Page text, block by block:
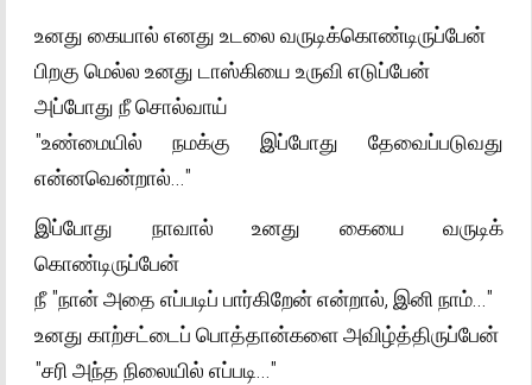
உனது கையால் எனது உடலை வருடிக்கொண்டிருப்பேன்
பிறகு மெல்ல உனது டாஸ்கியை உருவி எடுப்பேன்
அப்போது நீ சொல்வாய்
"உண்மையில் நமக்கு இப்போது தேவைப்படுவது
என்னவென்றால்..."
இப்போது நாவால் உனது கையை வருடிக்
கொண்டிருப்பேன்
நீ "நான் அதை எப்படிப் பார்கிறேன் என்றால், இனி நாம்..."
உனது காற்சட்டைப் பொத்தான்களை அவிழ்த்திருப்பேன்
"சரி அந்த நிலையில் எப்படி..."